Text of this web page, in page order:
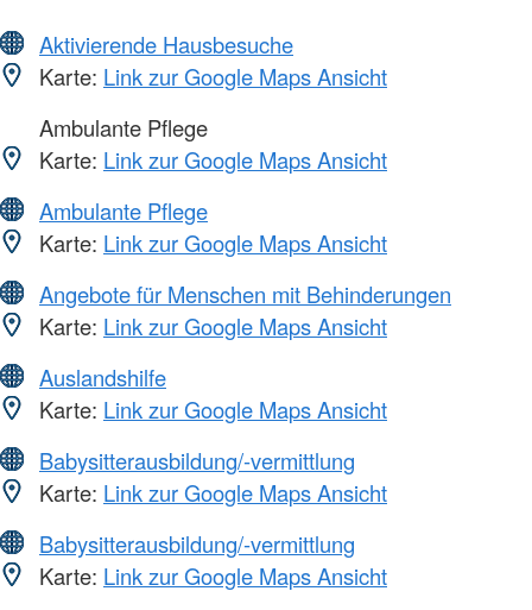
Aktivierende Hausbesuche
Karte: Link zur Google Maps Ansicht
Ambulante Pflege
Karte: Link zur Google Maps Ansicht
Ambulante Pflege
Karte: Link zur Google Maps Ansicht
Angebote für Menschen mit Behinderungen
Karte: Link zur Google Maps Ansicht
Auslandshilfe
Karte: Link zur Google Maps Ansicht
Babysitterausbildung/-vermittlung
Karte: Link zur Google Maps Ansicht
Babysitterausbildung/-vermittlung
Karte: Link zur Google Maps Ansicht